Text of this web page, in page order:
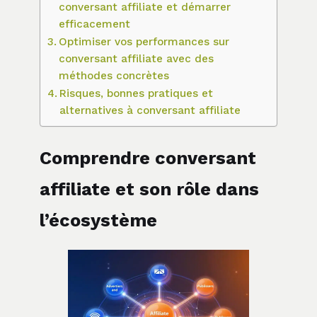
conversant affiliate et démarrer
efficacement
Optimiser vos performances sur
conversant affiliate avec des
méthodes concrètes
Risques, bonnes pratiques et
alternatives à conversant affiliate
Comprendre conversant
affiliate et son rôle dans
l’écosystème